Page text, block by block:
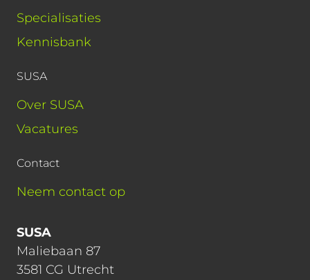
Specialisaties
Kennisbank
SUSA
Over SUSA
Vacatures
Contact
Neem contact op
SUSA
Maliebaan 87
3581 CG Utrecht